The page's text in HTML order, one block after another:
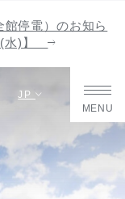
JP
MENU
停電）のお知ら
(水)】